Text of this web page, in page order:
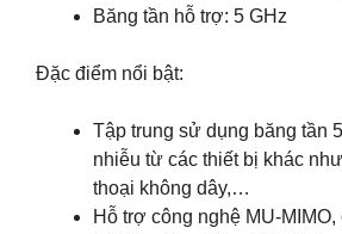
Băng tần hỗ trợ: 5 GHz
Đặc điểm nổi bật:
Tập trung sử dụng băng tần
nhiễu từ các thiết bị khác
thoại không dây,…
Hỗ trợ công nghệ MU-